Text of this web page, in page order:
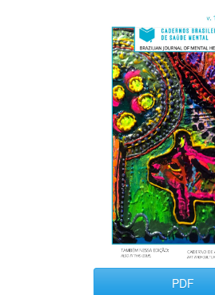
Barra
lateral
de
artigos
PDF